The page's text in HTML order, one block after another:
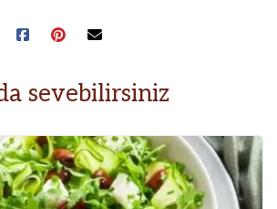
sevebilirsiniz